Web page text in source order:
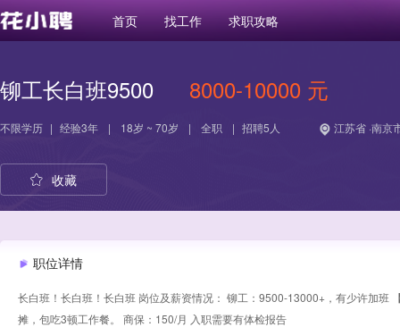
首页 找工作 求职攻略
铆工长白班9500 8000-10000 元
不限学历 | 经验3年 | 18岁 ~ 70岁 | 全职 | 招聘5人 江苏省 ·南京
收藏
职位详情
长白班！长白班！长白班 岗位及薪资情况： 铆工：9500-13000+，有少许加
摊，包吃3顿工作餐。 商保：150/月 入职需要有体检报告